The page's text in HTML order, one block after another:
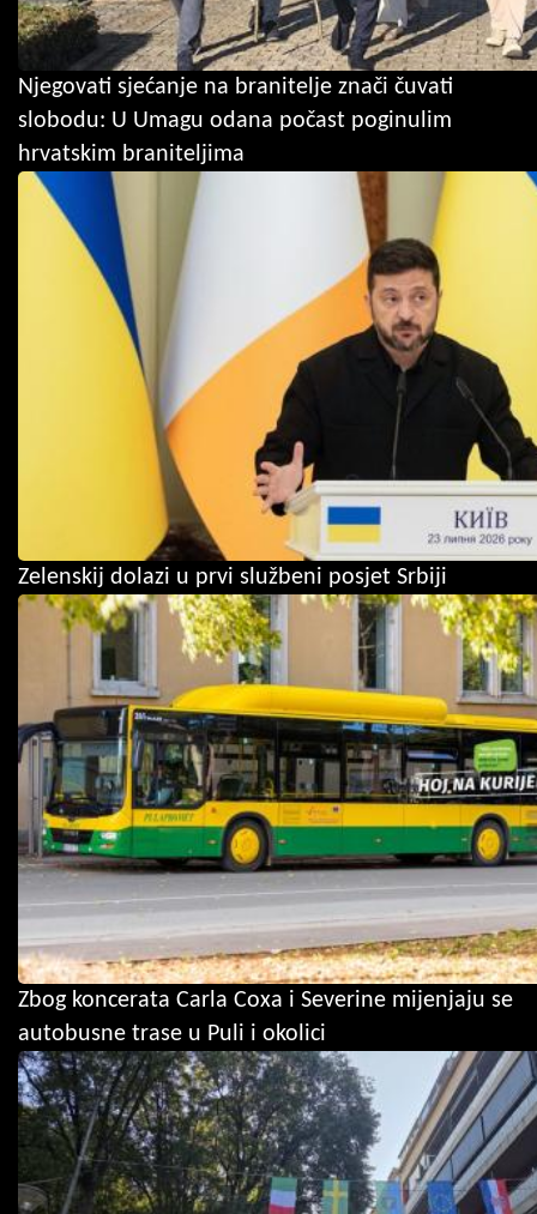
Njegovati sjećanje na branitelje znači čuvati
slobodu: U Umagu odana počast poginulim
hrvatskim braniteljima
Zelenskij dolazi u prvi službeni posjet Srbiji
Zbog koncerata Carla Coxa i Severine mijenjaju se
autobusne trase u Puli i okolici